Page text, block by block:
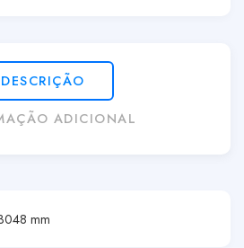
DESCRIÇÃO
ADICIONAL
mm